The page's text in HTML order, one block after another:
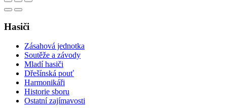
Hasiči
Zásahová jednotka
Soutěže a závody
Mladí hasiči
Dřešínská pouť
Harmonikáři
Historie sboru
Ostatní zajímavosti